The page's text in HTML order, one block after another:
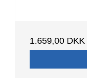
1.659,00 DKK